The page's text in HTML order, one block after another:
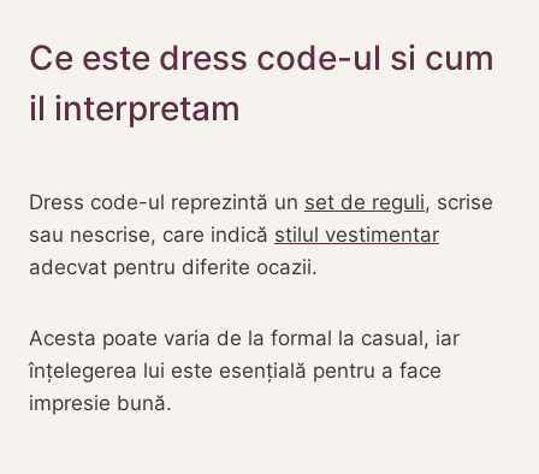
Ce este dress code-ul si cum
il interpretam
Dress code-ul reprezintă un set de reguli, scrise
sau nescrise, care indică stilul vestimentar
adecvat pentru diferite ocazii.
Acesta poate varia de la formal la casual, iar
înțelegerea lui este esențială pentru a face
impresie bună.